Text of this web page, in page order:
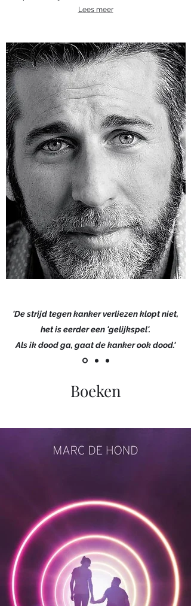
Lees meer
'De strijd tegen kanker verliezen klopt niet,
het is eerder een 'gelijkspel'.
Als ik dood ga, gaat de kanker ook dood.'
Boeken